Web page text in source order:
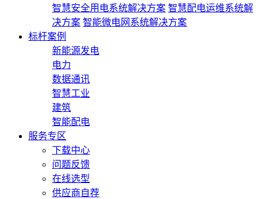
智慧安全用电系统解决方案 智慧配电运维系统解
决方案 智能微电网系统解决方案
标杆案例
新能源发电
电力
数据通讯
智慧工业
建筑
智能配电
服务专区
下载中心
问题反馈
在线选型
供应商自荐